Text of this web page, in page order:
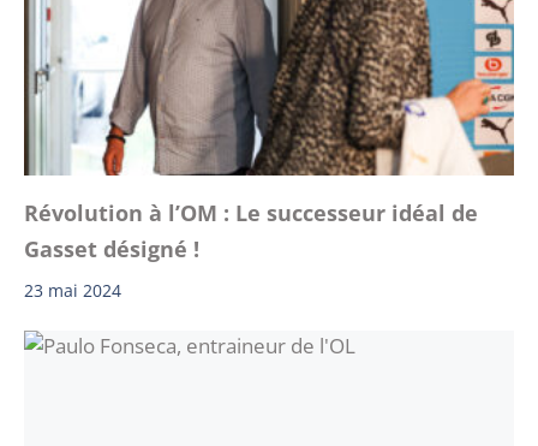
Révolution à l’OM : Le successeur idéal de
Gasset désigné !
23 mai 2024